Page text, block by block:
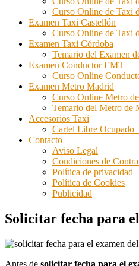
Curso Online de Taxi
Examen Taxi Castellón
Curso Online de Taxi
Examen Taxi Córdoba
Temario del Examen
Examen Conductor EMT
Curso Online
Examen Metro Madrid
Curso Online Metro
Temario del Metro de
Accesorios Taxi
Cartel Libre Ocupado
Contacto
Aviso Legal
Condiciones de
Política de privacidad
Política de Cookies
Publicidad
Solicitar fecha para
Antes de solicitar fecha para el